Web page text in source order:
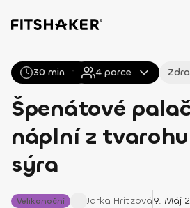
Všechny Recepty
Špenátové
náplní z
sýra
Velikonoční Jarka Hritzová9. Máj
30 min 4 porce